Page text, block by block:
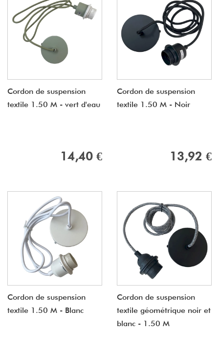
Cordon de suspension
textile 1.50 M - vert d'eau
14,40 €
Cordon de suspension
textile 1.50 M - Noir
13,92 €
Cordon de suspension
textile 1.50 M - Blanc
Cordon de suspension
textile géométrique noir et
blanc - 1.50 M